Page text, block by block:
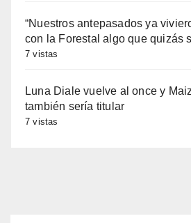
“Nuestros antepasados ya
con la Forestal algo que quizás
7 vistas
Luna Diale vuelve al once y
también sería titular
7 vistas